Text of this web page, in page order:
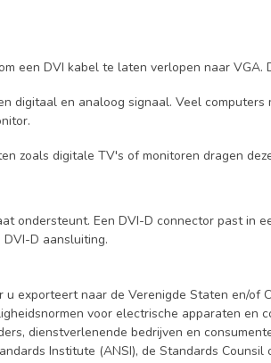
een DVI kabel te laten verlopen naar VGA.
digitaal en analoog signaal. Veel
zoals digitale TV's of monitoren dragen
ondersteunt. Een DVI-D connector past in
D aansluiting.
exporteert naar de Verenigde Staten en/of
voor electrische apparaten en
dienstverlenende bedrijven en
Institute (ANSI), de Standards